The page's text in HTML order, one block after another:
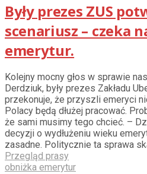
Były prezes ZUS
scenariusz – czeka
emerytur.
Kolejny mocny głos w sprawie
Derdziuk, były prezes Zakładu
przekonuje, że przyszli emeryci
Polacy będą dłużej pracować.
że sami musimy tego chcieć. –
decyzji o wydłużeniu wieku
zasadne. Politycznie ta sprawa
Przegląd prasy
obniżka emerytur